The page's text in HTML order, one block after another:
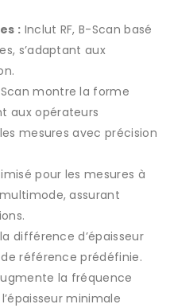
: Inclut RF, B-Scan basé
s’adaptant aux
Scan montre la forme
aux opérateurs
mesures avec précision
pour les mesures à
assurant
différence d’épaisseur
référence prédéfinie.
la fréquence
minimale